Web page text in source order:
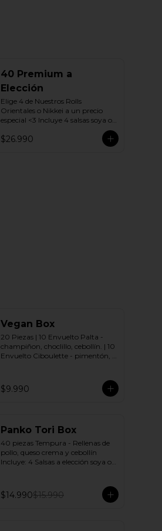
40 Premium a
Elección
Elige 4 de Nuestros Rolls
Orientales o Nikkei a un precio
especial <3 Incluye 4 salsas soya o
(Promoción no incluye - Roll
$26.990
Vegan Box
20 Piezas | 10 Envuelto Palta -
champiñon, choclillo, cebollín. | 10
Envuelto Ciboulette - pimentón,
palitos
$9.990
Panko Tori Box
40 piezas Tempura - Rellenas de
pollo, queso crema y cebollín
Incluye: 4 Salsas a elección soya o
$14.990$15.990